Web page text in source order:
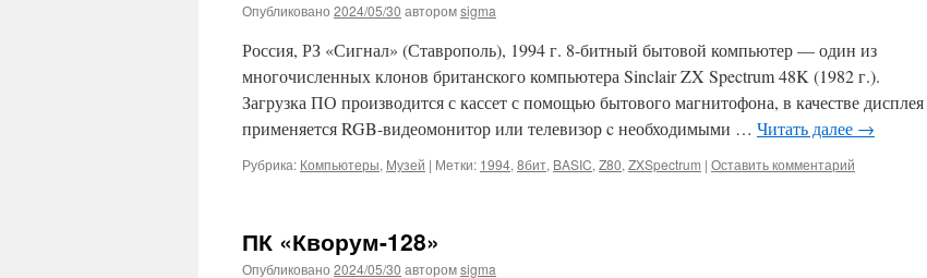
Опубликовано 2024/05/30 авторомsigma
Россия, РЗ «Сигнал» (Ставрополь), 1994 г. 8-битный бытовой компьютер — один из
многочисленных клонов британского компьютера Sinclair ZX Spectrum 48K (1982 г.).
Загрузка ПО производится с кассет с помощью бытового магнитофона, в качестве дисплея
применяется RGB-видеомонитор или телевизор c необходимыми … Читать далее →
Рубрика: Компьютеры, Музей | Метки: 1994, 8бит, BASIC, Z80, ZXSpectrum | Оставить комментарий
ПК «Кворум-128»
Опубликовано 2024/05/30 авторомsigma